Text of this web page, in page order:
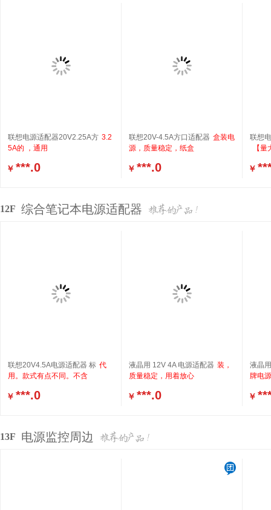
联想电源适配器20V2.25A方 3.2
5A的 ，通用
￥ ***.0
联想20V-4.5A方口适配器 盒装电
源，质量稳定，纸盒
￥ ***.0
联想
【
￥
12F 综合笔记本电源适配器
联想20V4.5A电源适配器 标 代
用。款式有点不同。不含
￥ ***.0
液晶用 12V 4A 电源适配器 装，
质量稳定，用着放心
￥ ***.0
液晶
牌电
￥
13F 电源监控周边